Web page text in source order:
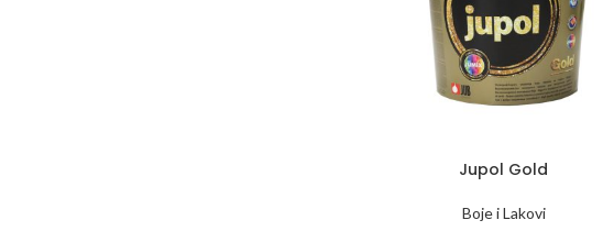
Jupol Gold
Boje i Lakovi